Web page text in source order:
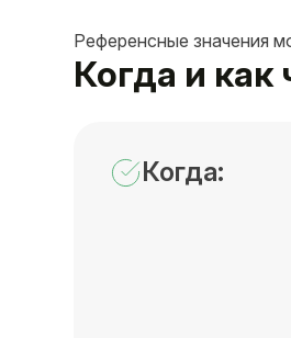
Референсные значения
Когда и
Когда: